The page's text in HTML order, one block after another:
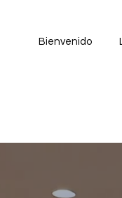
Bienvenido